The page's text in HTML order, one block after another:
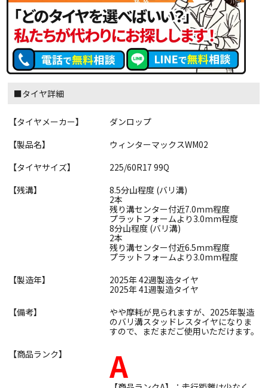
■タイヤ詳細
【タイヤメーカー】
ダンロップ
【製品名】
ウィンターマックスWM02
【タイヤサイズ】
225/60R17 99Q
【残溝】
8.5分山程度 (バリ溝)
2本
残り溝センター付近7.0mm程度
プラットフォームより3.0mm程度
8分山程度 (バリ溝)
2本
残り溝センター付近6.5mm程度
プラットフォームより3.0mm程度
【製造年】
2025年 42週製造タイヤ
2025年 41週製造タイヤ
【備考】
やや摩耗が見られますが、2025年製造
のバリ溝スタッドレスタイヤになりま
すので、まだまだご使用いただけます。
【商品ランク】
A